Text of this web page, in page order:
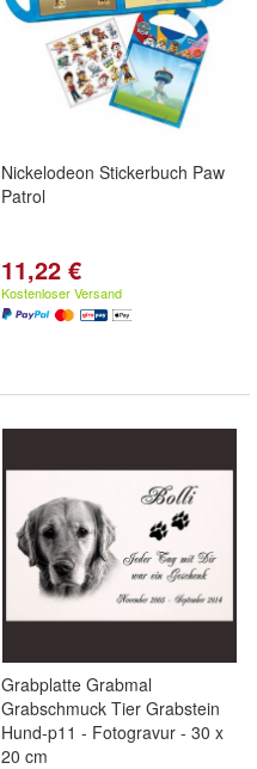
Nickelodeon Stickerbuch Paw
Patrol
11,22 €
Kostenloser Versand
Grabplatte Grabmal
Grabschmuck Tier Grabstein
Hund-p11 - Fotogravur - 30 x
20 cm